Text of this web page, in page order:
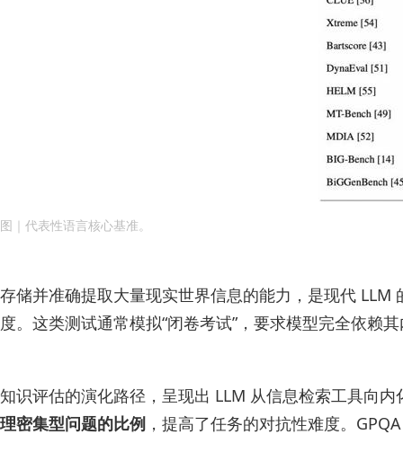
图｜代表性语言核心基准。
存储并准确提取大量现实世界信息的能力，是现代
度。这类测试通常模拟“闭卷考试”，要求模型完全依赖
知识评估的演化路径，呈现出 LLM 从信息检索工具向
理密集型问题的比例 ，提高了任务的对抗性难度。